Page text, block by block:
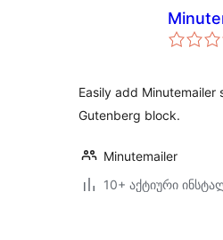
Easily add
Gutenberg block.
Minutemailer
10+ აქტიური